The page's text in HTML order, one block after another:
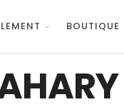
BOUTIQUE